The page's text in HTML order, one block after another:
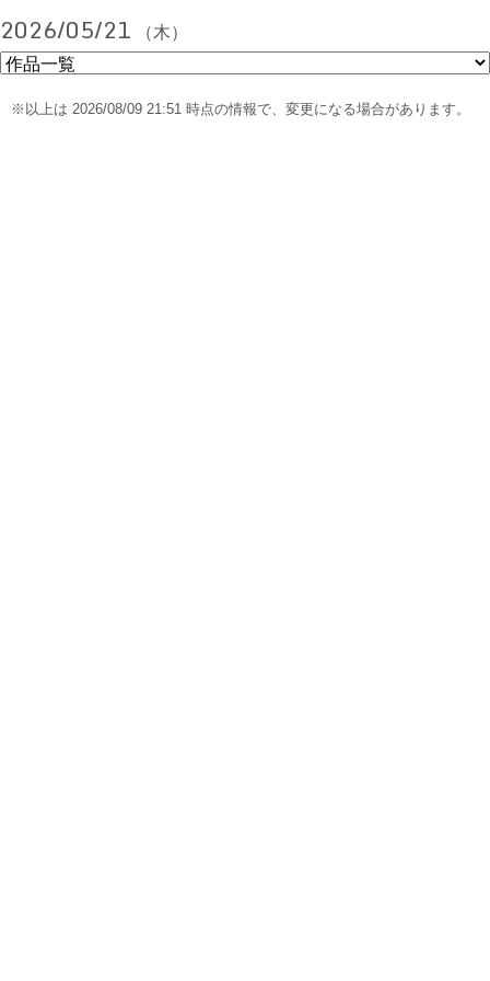
2026/05/21 （木）
※以上は 2026/08/09 21:51 時点の情報で、変更になる場合があります。